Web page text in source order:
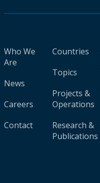
Who We
Are
News
Careers
Contact
Countries
Topics
Projects &
Operations
Research &
Publications